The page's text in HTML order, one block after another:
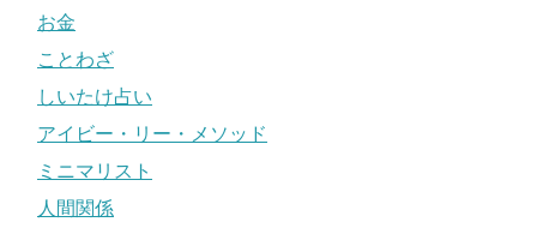
お金
ことわざ
しいたけ占い
アイビー・リー・メソッド
ミニマリスト
人間関係